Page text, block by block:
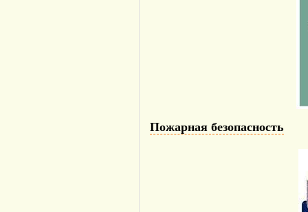
Пожарная безопасность